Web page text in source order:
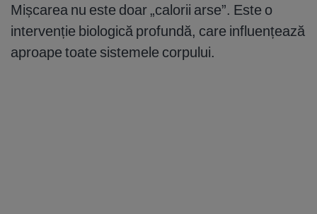
Mișcarea nu este doar „calorii arse”. Este o
intervenție biologică profundă, care influențează
aproape toate sistemele corpului.